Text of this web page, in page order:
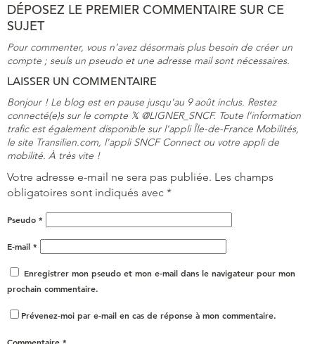
DÉPOSEZ LE PREMIER COMMENTAIRE SUR CE
SUJET
Pour commenter, vous n’avez désormais plus besoin de créer un
compte ; seuls un pseudo et une adresse mail sont nécessaires.
LAISSER UN COMMENTAIRE
Bonjour ! Le blog est en pause jusqu'au 9 août inclus. Restez
connecté(e)s sur le compte 𝕏 @LIGNER_SNCF. Toute l'information
trafic est également disponible sur l'appli Île-de-France Mobilités,
le site Transilien.com, l'appli SNCF Connect ou votre appli de
mobilité. À très vite !
Votre adresse e-mail ne sera pas publiée. Les champs
obligatoires sont indiqués avec *
Pseudo *
E-mail *
Enregistrer mon pseudo et mon e-mail dans le navigateur pour mon
prochain commentaire.
Prévenez-moi par e-mail en cas de réponse à mon commentaire.
Commentaire *